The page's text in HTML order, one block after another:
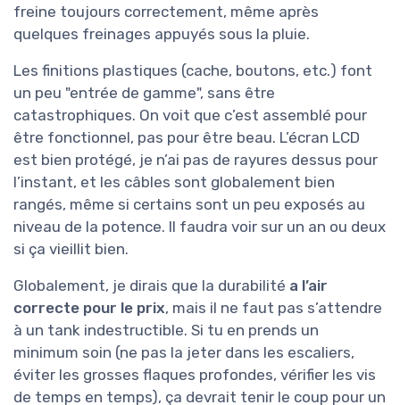
freine toujours correctement, même après
quelques freinages appuyés sous la pluie.
Les finitions plastiques (cache, boutons, etc.) font
un peu "entrée de gamme", sans être
catastrophiques. On voit que c’est assemblé pour
être fonctionnel, pas pour être beau. L’écran LCD
est bien protégé, je n’ai pas de rayures dessus pour
l’instant, et les câbles sont globalement bien
rangés, même si certains sont un peu exposés au
niveau de la potence. Il faudra voir sur un an ou deux
si ça vieillit bien.
Globalement, je dirais que la durabilité a l’air
correcte pour le prix, mais il ne faut pas s’attendre
à un tank indestructible. Si tu en prends un
minimum soin (ne pas la jeter dans les escaliers,
éviter les grosses flaques profondes, vérifier les vis
de temps en temps), ça devrait tenir le coup pour un